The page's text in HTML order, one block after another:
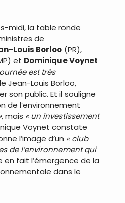
midi, la table ronde
de
Louis Borloo (PR),
et Dominique Voynet
est très
Jean-Louis Borloo,
son public. Et il souligne
de l’environnement
, mais « un investissement
Voynet constate
l’image d’un « club
de l’environnement qui
en fait l’émergence de la
dans le